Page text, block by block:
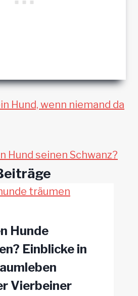
Hund, wenn niemand da
Hund seinen Schwanz?
Hunde
Einblicke in
Vierbeiner